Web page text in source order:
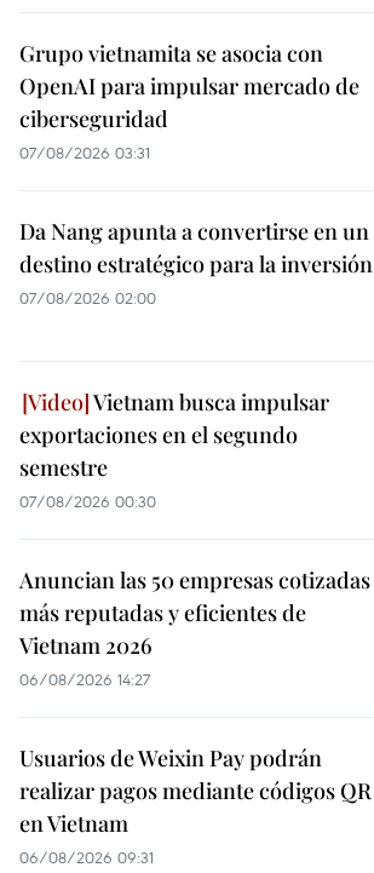
Grupo vietnamita se asocia con
OpenAI para impulsar mercado de
ciberseguridad
07/08/2026 03:31
Da Nang apunta a convertirse en un
destino estratégico para la inversión
07/08/2026 02:00
Vietnam busca impulsar
exportaciones en el segundo
semestre
07/08/2026 00:30
Anuncian las 50 empresas cotizadas
más reputadas y eficientes de
Vietnam 2026
06/08/2026 14:27
Usuarios de Weixin Pay podrán
realizar pagos mediante códigos QR
en Vietnam
06/08/2026 09:31